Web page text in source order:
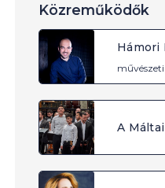
Közreműködők
Hámori